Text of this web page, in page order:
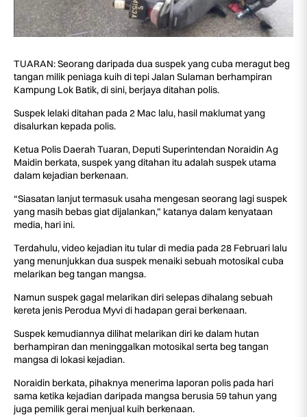
TUARAN: Seorang daripada dua suspek yang cuba meragut beg
tangan milik peniaga kuih di tepi Jalan Sulaman berhampiran
Kampung Lok Batik, di sini, berjaya ditahan polis.
Suspek lelaki ditahan pada 2 Mac lalu, hasil maklumat yang
disalurkan kepada polis.
Ketua Polis Daerah Tuaran, Deputi Superintendan Noraidin Ag
Maidin berkata, suspek yang ditahan itu adalah suspek utama
dalam kejadian berkenaan.
“Siasatan lanjut termasuk usaha mengesan seorang lagi suspek
yang masih bebas giat dijalankan,” katanya dalam kenyataan
media, hari ini.
Terdahulu, video kejadian itu tular di media pada 28 Februari lalu
yang menunjukkan dua suspek menaiki sebuah motosikal cuba
melarikan beg tangan mangsa.
Namun suspek gagal melarikan diri selepas dihalang sebuah
kereta jenis Perodua Myvi di hadapan gerai berkenaan.
Suspek kemudiannya dilihat melarikan diri ke dalam hutan
berhampiran dan meninggalkan motosikal serta beg tangan
mangsa di lokasi kejadian.
Noraidin berkata, pihaknya menerima laporan polis pada hari
sama ketika kejadian daripada mangsa berusia 59 tahun yang
juga pemilik gerai menjual kuih berkenaan.